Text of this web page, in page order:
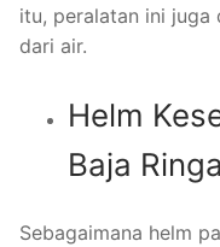
itu, peralatan ini juga
dari air.
Helm
Baja
Sebagaimana helm